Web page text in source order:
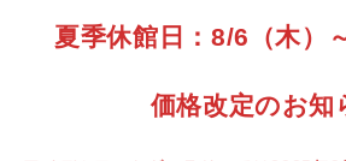
夏季休館日：8/6（木）
価格改定のお知